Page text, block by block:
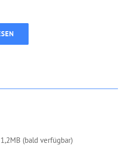
1,2MB (bald verfügbar)